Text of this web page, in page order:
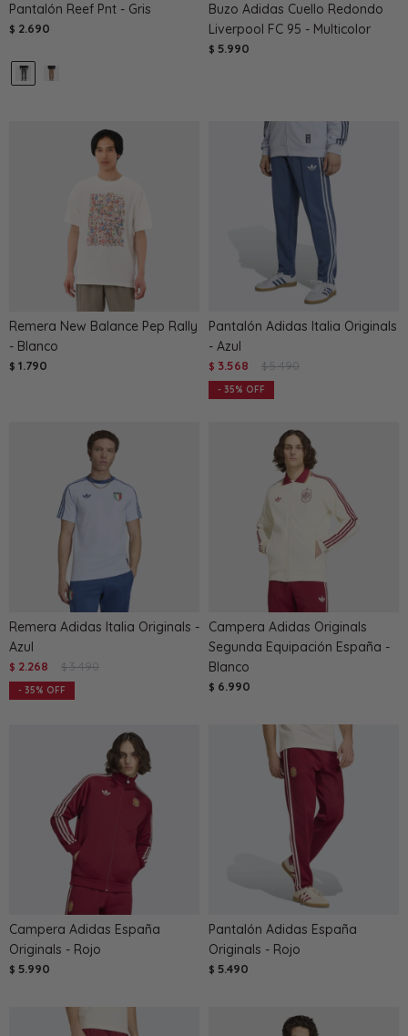
Pantalón Reef Pnt - Gris
$ 2.690
Buzo Adidas Cuello Redondo
Liverpool FC 95 - Multicolor
$ 5.990
Remera New Balance Pep Rally
- Blanco
$ 1.790
Pantalón Adidas Italia Originals
- Azul
$ 3.568 $ 5.490
35
Remera Adidas Italia Originals -
Azul
$ 2.268 $ 3.490
35
Campera Adidas Originals
Segunda Equipación España -
Blanco
$ 6.990
Campera Adidas España
Originals - Rojo
$ 5.990
Pantalón Adidas España
Originals - Rojo
$ 5.490